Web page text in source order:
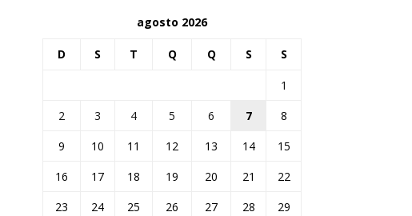
agosto 2026
D S T Q Q S S
1
2
3 4 5 6 7
8
9
10 11 12 13 14
15
16
17 18 19 20 21
22
23
24 25 26 27 28
29